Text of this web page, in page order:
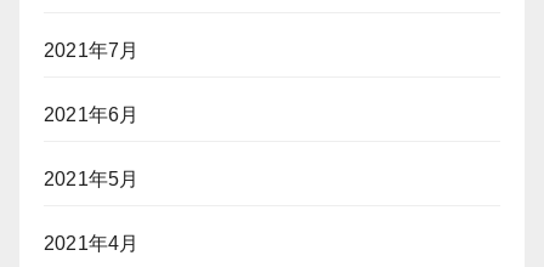
2021年7月
2021年6月
2021年5月
2021年4月